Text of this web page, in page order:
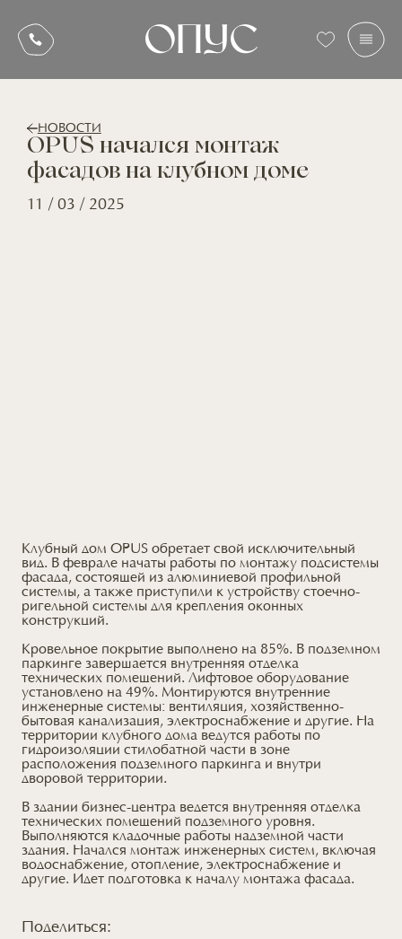
НОВОСТИ
OPUS начался монтаж
фасадов на клубном доме
11 / 03 / 2025
Клубный дом OPUS обретает свой исключительный
вид. В феврале начаты работы по монтажу подсистемы
фасада, состоящей из алюминиевой профильной
системы, а также приступили к устройству стоечно-
ригельной системы для крепления оконных
конструкций.
Кровельное покрытие выполнено на 85%. В подземном
паркинге завершается внутренняя отделка
технических помещений. Лифтовое оборудование
установлено на 49%. Монтируются внутренние
инженерные системы: вентиляция, хозяйственно-
бытовая канализация, электроснабжение и другие. На
территории клубного дома ведутся работы по
гидроизоляции стилобатной части в зоне
расположения подземного паркинга и внутри
дворовой территории.
В здании бизнес-центра ведется внутренняя отделка
технических помещений подземного уровня.
Выполняются кладочные работы надземной части
здания. Начался монтаж инженерных систем, включая
водоснабжение, отопление, электроснабжение и
другие. Идет подготовка к началу монтажа фасада.
Поделиться: